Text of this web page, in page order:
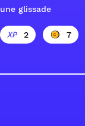
une glissade
2 7